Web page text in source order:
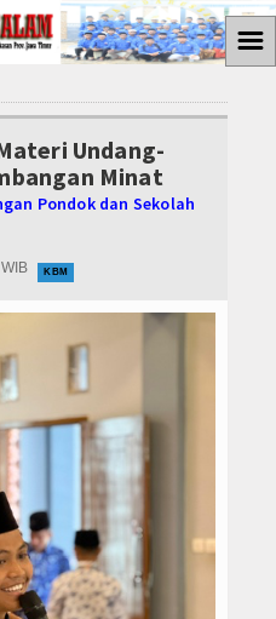
☰
Undang-
Minat
Pondok dan Sekolah
KBM